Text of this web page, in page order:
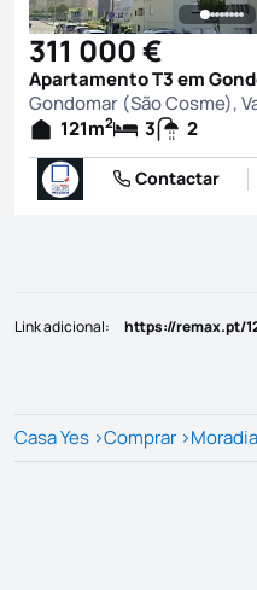
311 000 €
121m2 3 2
Contactar
Link adicional: https://remax.pt/
Casa Yes >Comprar >Moradia